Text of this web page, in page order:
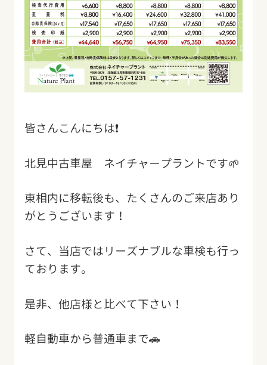
皆さんこんにちは❗️
北見中古車屋 ネイチャープラントです🌱
東相内に移転後も、たくさんのご来店あり
がとうございます！
さて、当店ではリーズナブルな車検も行っ
ております。
是非、他店様と比べて下さい！
軽自動車から普通車まで🚗